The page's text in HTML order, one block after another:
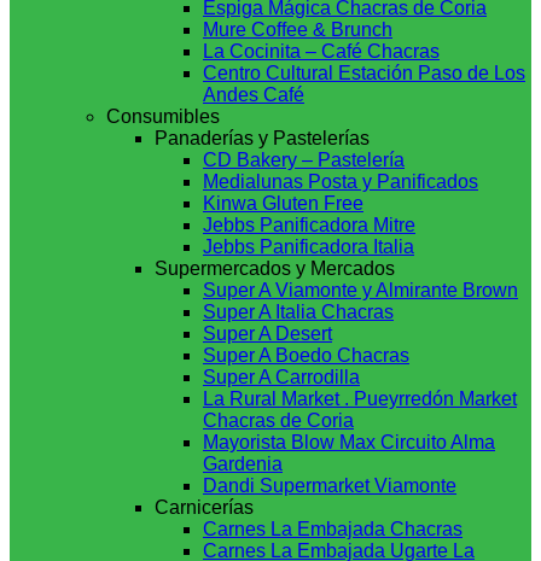
Espiga Mágica Chacras de Coria
Mure Coffee & Brunch
La Cocinita – Café Chacras
Centro Cultural Estación Paso de Los
Andes Café
Consumibles
Panaderías y Pastelerías
CD Bakery – Pastelería
Medialunas Posta y Panificados
Kinwa Gluten Free
Jebbs Panificadora Mitre
Jebbs Panificadora Italia
Supermercados y Mercados
Super A Viamonte y Almirante Brown
Super A Italia Chacras
Super A Desert
Super A Boedo Chacras
Super A Carrodilla
La Rural Market . Pueyrredón Market
Chacras de Coria
Mayorista Blow Max Circuito Alma
Gardenia
Dandi Supermarket Viamonte
Carnicerías
Carnes La Embajada Chacras
Carnes La Embajada Ugarte La